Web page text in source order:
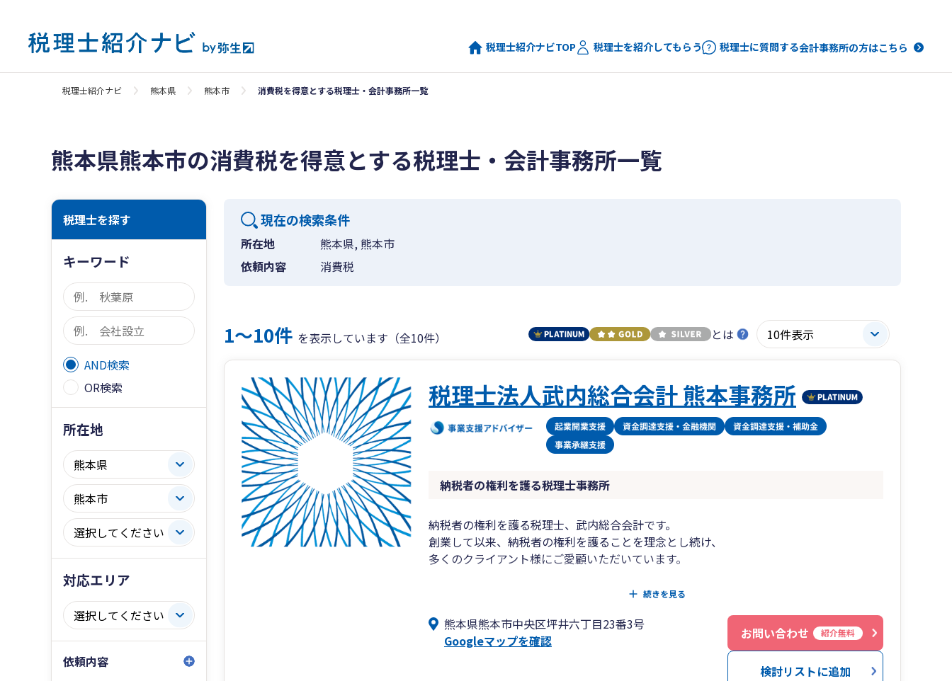
税理士紹介ナビTOP 税理士を紹介してもらう 税理士に質問する会計事務所の方はこちら
税理士紹介ナビ 熊本県 熊本市 消費税を得意とする税理士・会計事務所一覧
熊本県熊本市の消費税を得意とする税理士・会計事務所一覧
税理士を探す
キーワード
AND検索
OR検索
所在地
対応エリア
依頼内容
現在の検索条件
所在地
熊本県, 熊本市
依頼内容
消費税
1〜10件 を表示しています（全10件） とは
税理士法人武内総合会計 熊本事務所
納税者の権利を護る税理士事務所
納税者の権利を護る税理士、武内総合会計です。
創業して以来、納税者の権利を護ることを理念とし続け、
多くのクライアント様にご愛顧いただいています。
・コンプライアンスサービス
（各税目の申告書作成）
続きを見る
熊本県熊本市中央区坪井六丁目23番3号
Googleマップを確認
お問い合わせ 紹介無料
検討リストに追加